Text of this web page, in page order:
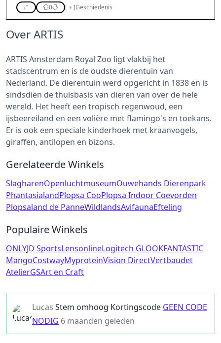
0 [+]Geschiedenis
Over ARTIS
ARTIS Amsterdam Royal Zoo ligt vlakbij het
stadscentrum en is de oudste dierentuin van
Nederland. De dierentuin werd opgericht in 1838 en is
sindsdien de thuisbasis van dieren van over de hele
wereld. Het heeft een tropisch regenwoud, een
ijsbeereiland en een volière met flamingo's en toekans.
Er is ook een speciale kinderhoek met kraanvogels,
giraffen, antilopen en bizons.
Gerelateerde Winkels
SlagharenOpenluchtmuseumOuwehands Dierenpark
PhantasialandPlopsa CooPlopsa Indoor Coevorden
Plopsaland de PanneWildlandsAvifaunaEfteling
Populaire Winkels
ONLYJD SportsLensonlineLogitech GLOOKFANTASTIC
MangoCostwayMyproteinVision DirectVertbaudet
AtelierGSArt en Craft
Lucas Stem omhoog Kortingscode GEEN CODE
NODIG 6 maanden geleden